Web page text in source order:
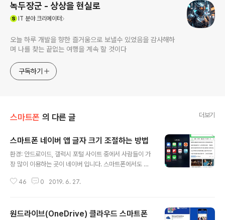
녹두장군 - 상상을 현실로
IT 분야 크리에이터
오늘 하루 개발을 향한 즐거움으로 보낼수 있었음을 감사해하
며 나를 찾는 끝없는 여행을 계속 할 것이다
구독하기
스마트폰 의 다른 글 더보기
스마트폰 네이버 앱 글자 크기 조절하는 방법
환경: 안드로이드, 갤럭시 포털 사이트 중에서 사람들이 가
장 많이 이용하는 곳이 네이버 입니다. 스마트폰에서도 네
앱을 많이 사용합니다. 시력이 안 좋은 사람들을 위해 네이
능이 있지만 앱 내부에는 영향을 주지 않습니다. ▼ 네이버
46 0 2019. 6. 27.
원드라이브(OneDrive) 클라우드 스마트폰